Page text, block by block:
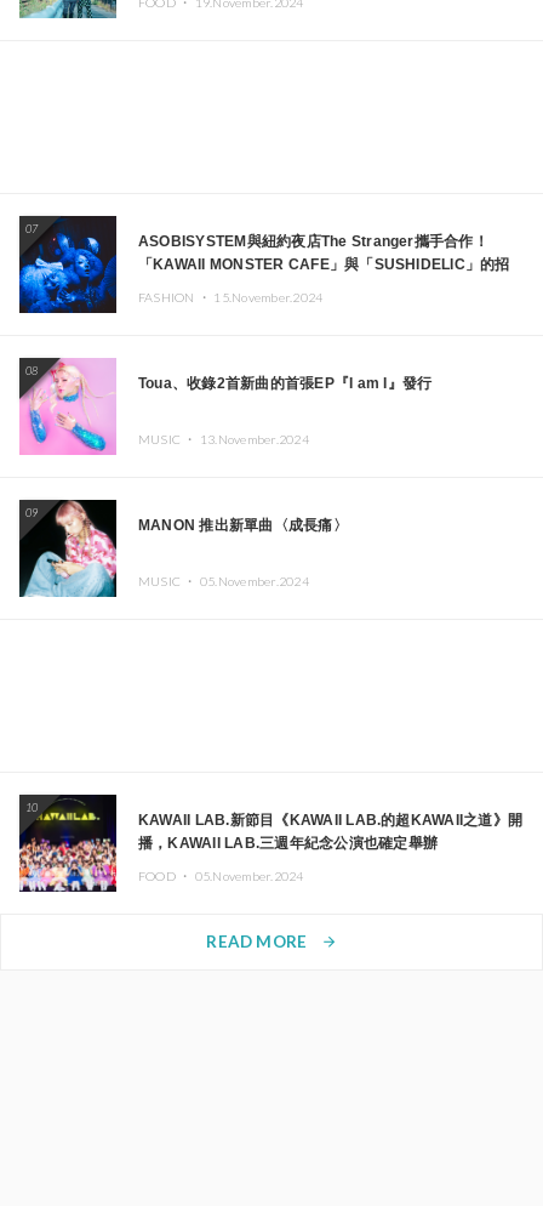
07
ASOBISYSTEM與紐約夜店The Stranger攜手合作！
「KAWAII MONSTER CAFE」與「SUSHIDELIC」的招
FASHION ・ 15.November.2024
08
Toua、收錄2首新曲的首張EP『I am I』發行
MUSIC ・ 13.November.2024
09
MANON 推出新單曲〈成長痛〉
MUSIC ・ 05.November.2024
10
KAWAII LAB.新節目《KAWAII LAB.的超KAWAII之道》開
播，KAWAII LAB.三週年紀念公演也確定舉辦
FOOD ・ 05.November.2024
READ MORE arrow_forward